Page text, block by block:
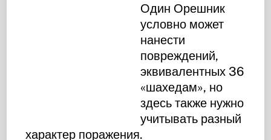
Один Орешник
условно может
нанести
повреждений,
эквивалентных 36
«шахедам», но
здесь также нужно
учитывать разный
характер поражения.